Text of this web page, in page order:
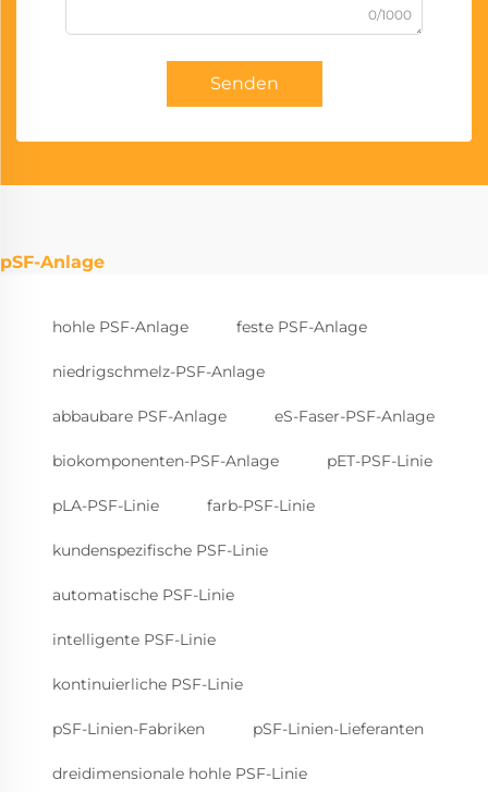
0/1000
Senden
pSF-Anlage
hohle PSF-Anlage feste PSF-Anlage
niedrigschmelz-PSF-Anlage
abbaubare PSF-Anlage eS-Faser-PSF-Anlage
biokomponenten-PSF-Anlage pET-PSF-Linie
pLA-PSF-Linie farb-PSF-Linie
kundenspezifische PSF-Linie
automatische PSF-Linie
intelligente PSF-Linie
kontinuierliche PSF-Linie
pSF-Linien-Fabriken pSF-Linien-Lieferanten
dreidimensionale hohle PSF-Linie